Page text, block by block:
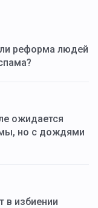
ли реформа людей
ожидается
но с дождями
в избиении